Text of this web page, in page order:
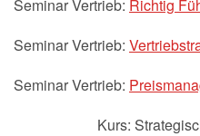
Seminar Vertrieb: Richtig
Seminar Vertrieb:
Seminar Vertrieb:
Kurs: